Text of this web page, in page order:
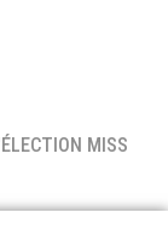
MISS